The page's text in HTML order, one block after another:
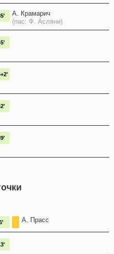
А. Крамарич
(пас: Ф. Асляни)
А. Прасс